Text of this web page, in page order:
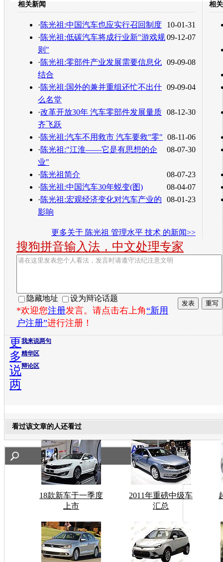
转发至：
相关新闻
10-01-31
·陈光祖:中国汽车也应实行召回制度
09-12-07
·陈光祖:低碳汽车将成行业新"游戏规
则"
09-09-08
·陈光祖:零部件产业发展需要信息化
结合
09-09-04
·陈光祖:国外的兼并重组还忙不出什
么名堂
08-12-30
·改革开放30年 汽车零部件发展量质
齐飞跃
08-11-06
·陈光祖:汽车不用救市 汽车要救"零"
08-07-30
·陈光祖:"江淮——它是有思想的企
业"
08-07-23
·陈光祖简介
08-04-07
·陈光祖:中国汽车30年蜕变(图)
08-01-23
·陈光祖:宏观经济变化对汽车产业的
影响
更多关于 陈光祖 管理水平 技术 的新闻>>
相
搜狗拼音输入法，中文处理专家
隐藏地址 设为辩论话题
*欢迎您注册发言。请点击右上角“新用
户注册”进行注册！
我来说两句
精华区
辩论区
更
多
说
两
看过该文章的人还看过
18款新车于一季度
上市
2011年重磅中级车
汇总